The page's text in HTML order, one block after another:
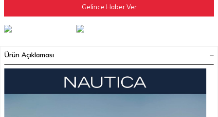
Gelince Haber Ver
Ürün Açıklaması